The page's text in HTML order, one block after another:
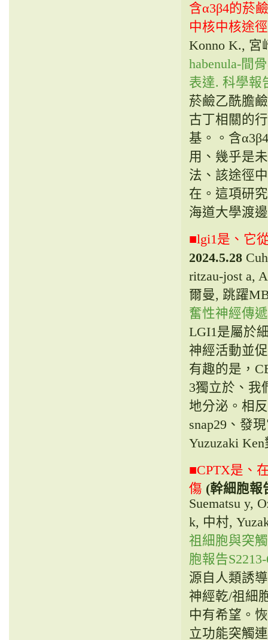
含α3β4的菸
中核中核途
Konno K., 宮
habenula-間
表達. 科學報
菸鹼乙酰膽
古丁相關的
基。。含
用、幾乎是
法、該途徑
在。這項研
海道大學渡
■lgi1是、它
2024.5.28
ritzau-jost a,
爾曼, 跳躍
奮性神經傳
LGI1是屬於
神經活動並
有趣的是，
3獨立於、我
地分泌。相
snap29、發
Yuzuzaki
■CPTX是、
傷 (幹細胞
Suematsu y,
k, 中村,
祖細胞與突
胞報告
源自人類誘
神經乾/祖細
中有希望。
立功能突觸